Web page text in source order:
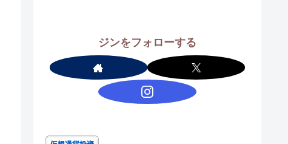
ジンをフォローする